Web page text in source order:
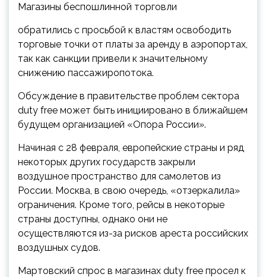
Магазины беспошлинной торговли
обратились с просьбой к властям освободить
торговые точки от платы за аренду в аэропортах,
так как санкции привели к значительному
снижению пассажиропотока.
Обсуждение в правительстве проблем сектора
duty free может быть инициировано в ближайшем
будущем организацией «Опора России».
Начиная с 28 февраля, европейские страны и ряд
некоторых других государств закрыли
воздушное пространство для самолетов из
России. Москва, в свою очередь, «отзеркалила»
ограничения. Кроме того, рейсы в некоторые
страны доступны, однако они не
осуществляются из-за рисков ареста российских
воздушных судов.
Мартовский спрос в магазинах duty free просел к